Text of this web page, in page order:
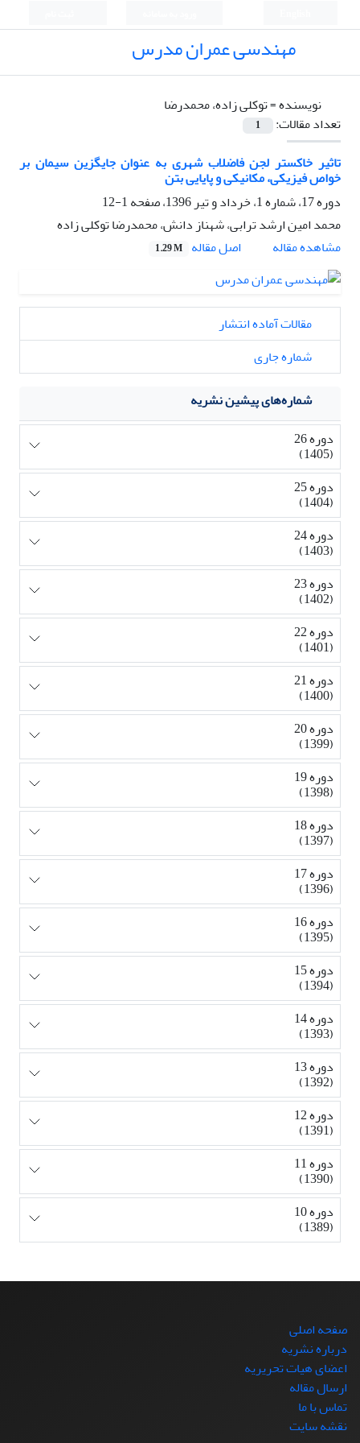
مهندسی عمران مدرس
نویسنده =توکلی زاده، محمدرضا
تعداد مقالات:
1
تاثیر خاکستر لجن فاضلاب شهری به عنوان جایگزین سیمان بر
خواص فیزیکی، مکانیکی و پایایی بتن
دوره 17، شماره 1، خرداد و تیر 1396، صفحه
1-12
محمد امین ارشد ترابی، شهناز دانش، محمدرضا توکلی زاده
مشاهده مقاله
اصل مقاله 1.29 M
مقالات آماده انتشار
شماره جاری
شماره‌های پیشین نشریه
دوره 26
(1405)
دوره 25
(1404)
دوره 24
(1403)
دوره 23
(1402)
دوره 22
(1401)
دوره 21
(1400)
دوره 20
(1399)
دوره 19
(1398)
دوره 18
(1397)
دوره 17
(1396)
دوره 16
(1395)
دوره 15
(1394)
دوره 14
(1393)
دوره 13
(1392)
دوره 12
(1391)
دوره 11
(1390)
دوره 10
(1389)
صفحه اصلی
درباره نشریه
اعضای هیات تحریریه
ارسال مقاله
تماس با ما
نقشه سایت